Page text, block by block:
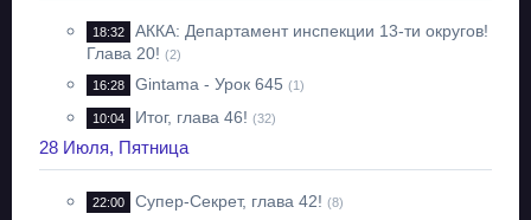
18:32
АККА: Департамент инспекции 13-ти округов!
Глава 20! (2)
16:28 Gintama - Урок 645 (1)
10:04 Итог, глава 46! (32)
28 Июля, Пятница
22:00 Супер-Секрет, глава 42! (8)